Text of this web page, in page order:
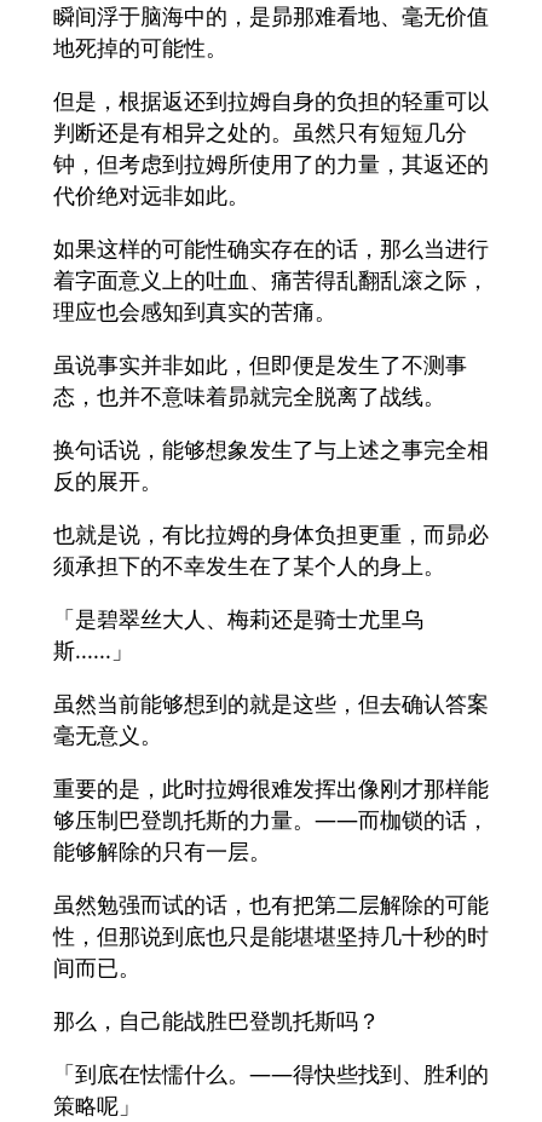
瞬间浮于脑海中的，是昴那难看地、毫无价值
地死掉的可能性。
但是，根据返还到拉姆自身的负担的轻重可以
判断还是有相异之处的。虽然只有短短几分
钟，但考虑到拉姆所使用了的力量，其返还的
代价绝对远非如此。
如果这样的可能性确实存在的话，那么当进行
着字面意义上的吐血、痛苦得乱翻乱滚之际，
理应也会感知到真实的苦痛。
虽说事实并非如此，但即便是发生了不测事
态，也并不意味着昴就完全脱离了战线。
换句话说，能够想象发生了与上述之事完全相
反的展开。
也就是说，有比拉姆的身体负担更重，而昴必
须承担下的不幸发生在了某个人的身上。
「是碧翠丝大人、梅莉还是骑士尤里乌
斯......」
虽然当前能够想到的就是这些，但去确认答案
毫无意义。
重要的是，此时拉姆很难发挥出像刚才那样能
够压制巴登凯托斯的力量。——而枷锁的话，
能够解除的只有一层。
虽然勉强而试的话，也有把第二层解除的可能
性，但那说到底也只是能堪堪坚持几十秒的时
间而已。
那么，自己能战胜巴登凯托斯吗？
「到底在怯懦什么。——得快些找到、胜利的
策略呢」